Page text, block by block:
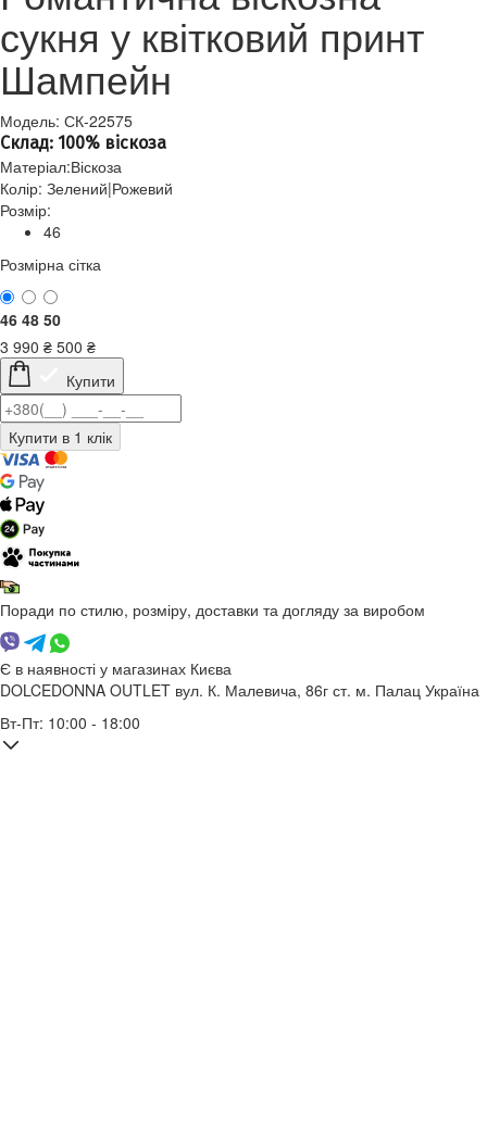
сукня у квітковий принт
Шампейн
Модель: СК-22575
Склад: 100% віскоза
Матеріал:Віскоза
Колір: Зелений|Рожевий
Розмір:
46
Розмірна сітка
46 48 50
3 990 ₴ 500 ₴
Купити
Поради по стилю, розміру, доставки та догляду за виробом
Є в наявності у магазинах Києва
DOLCEDONNA OUTLET вул. К. Малевича, 86г ст. м. Палац Україна
Вт-Пт: 10:00 - 18:00